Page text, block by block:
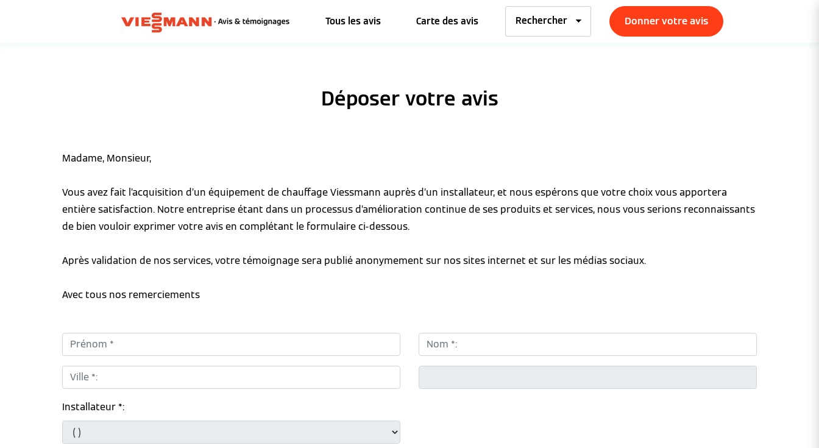
Tous les avis Carte des avis Donner votre avis
Déposer votre avis
Madame, Monsieur,
Vous avez fait l’acquisition d’un équipement de chauffage Viessmann auprès d’un installateur, et nous espérons que votre choix vous apportera
entière satisfaction. Notre entreprise étant dans un processus d’amélioration continue de ses produits et services, nous vous serions reconnaissants
de bien vouloir exprimer votre avis en complétant le formulaire ci-dessous.
Après validation de nos services, votre témoignage sera publié anonymement sur nos sites internet et sur les médias sociaux.
Avec tous nos remerciements
Prénom *: Nom *:
Ville *:
Installateur *: